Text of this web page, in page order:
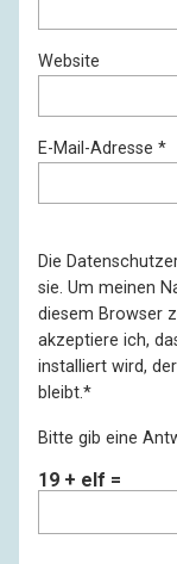
Website
E-Mail-Adresse *
Die
sie. Um meinen
diesem Browser
akzeptiere ich,
installiert wird,
bleibt.*
Bitte gib eine
19 + elf =